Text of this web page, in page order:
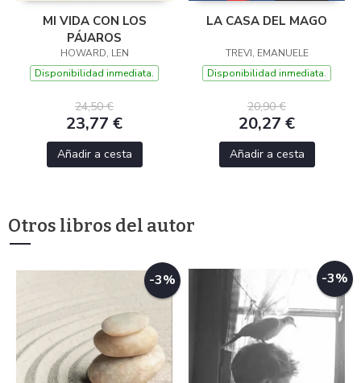
MI VIDA CON LOS
PÁJAROS
HOWARD, LEN
Disponibilidad inmediata.
24,50 €
23,77 €
Añadir a cesta
LA CASA DEL MAGO
TREVI, EMANUELE
Disponibilidad inmediata.
20,90 €
20,27 €
Añadir a cesta
Otros libros del autor
-3% -3%